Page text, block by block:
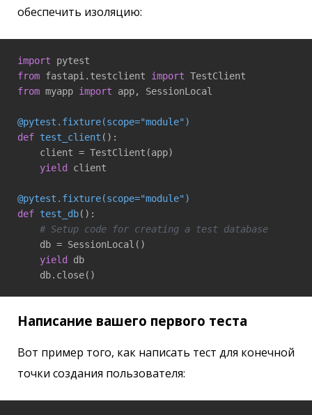
обеспечить изоляцию:
import
from fastapi.testclient import
from myapp import app, SessionLocal
@pytest.fixture(scope="module")
def test_client () :
    client = TestClient(app)
yield
client
@pytest.fixture(scope="module")
def test_db() :
# Setup code for creating a test database
    db = SessionLocal()
yield
db
Написание вашего первого теста
Вот пример того, как написать тест для конечной
точки создания пользователя: